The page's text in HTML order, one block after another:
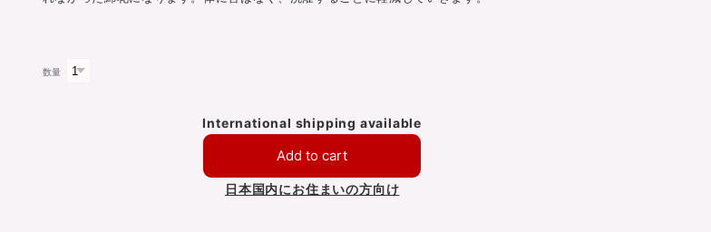
数量
International shipping available
Add to cart
日本国内にお住まいの方向け